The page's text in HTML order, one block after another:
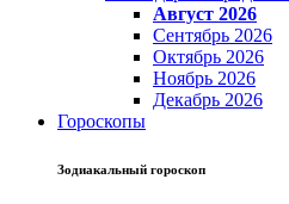
Август 2026
Сентябрь 2026
Октябрь 2026
Ноябрь 2026
Декабрь 2026
Гороскопы
Зодиакальный гороскоп